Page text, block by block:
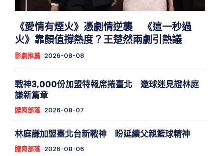
《愛情有煙火》憑劇情逆襲 《這一秒過
火》靠顏值撐熱度？王楚然兩劇引熱議
影劇推薦 2026-08-08
戰神3,000份加盟特報席捲臺北 邀球迷見證林庭
謙新篇章
體育部落 2026-08-07
林庭謙加盟臺北台新戰神 盼延續父親籃球精神
體育部落 2026-08-06